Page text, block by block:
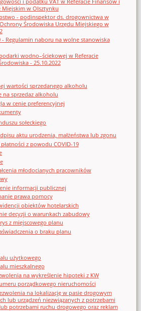
Miejskim w Olsztynku
- podinspektor ds. drogownictwa w
Środowiska Urzędu Miejskiego w
- Regulamin naboru na wolne stanowiska
wodno–ściekowej w Referacie
- 25.10.2022
wartości sprzedanego alkoholu
na sprzedaz alkoholu
w cenie preferencyjnej
sołeckiego
aktu urodzenia, małżeństwa lub zgonu
z powodu COVID-19
młodocianych pracowników
informacji publicznej
prawa pomocy
obiektów hotelarskich
decyzji o warunkach zabudowy
z miejscowego planu
o braku planu
użytkowego
mieszkalnego
na wykreślenie hipoteki z KW
porządkowego nieruchomości
na lokalizację w pasie drogowym
lub urządzeń niezwiązanych z potrzebami
potrzebami ruchu drogowego oraz reklam